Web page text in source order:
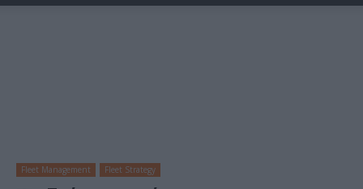
Fleet Management Fleet Strategy